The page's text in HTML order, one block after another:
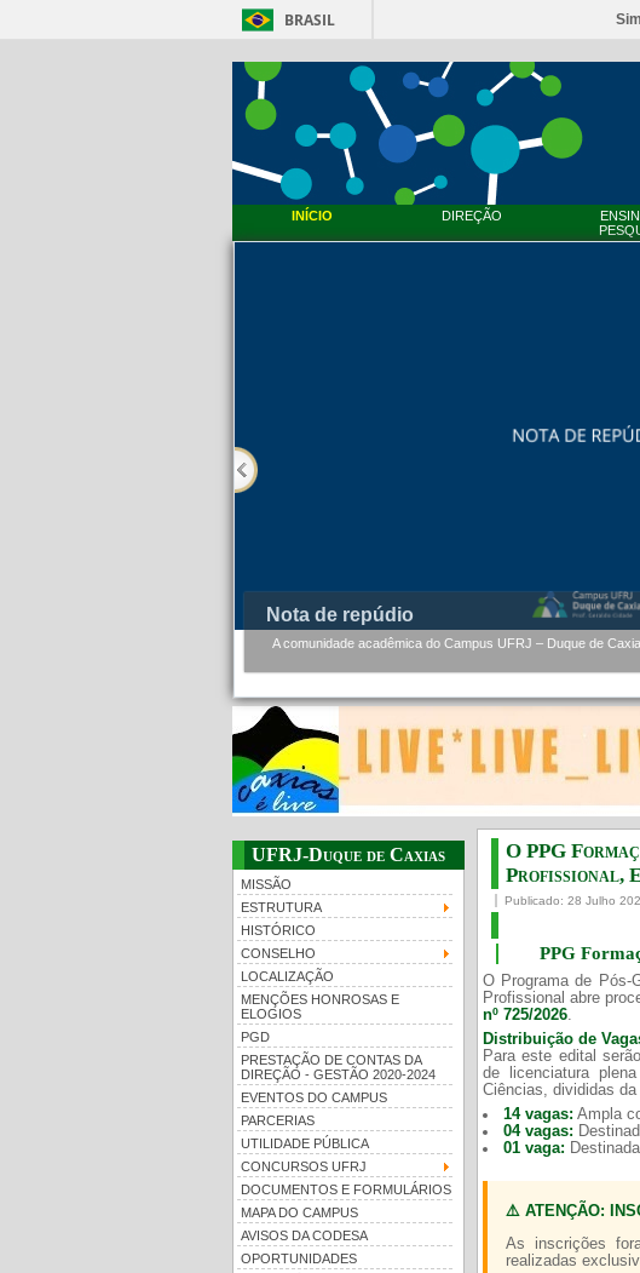
BRASIL
INÍCIO DIREÇÃO
Nota de repúdio
A comunidade acadêmica do Campus UFRJ – Duque de
PMBqBM - Defesa de Tese de Werner
UFRJ-Duque de Caxias
MISSÃO
ESTRUTURA
HISTÓRICO
CONSELHO
LOCALIZAÇÃO
MENÇÕES HONROSAS E
ELOGIOS
PGD
PRESTAÇÃO DE CONTAS DA
DIREÇÃO - GESTÃO 2020-2024
EVENTOS DO CAMPUS
PARCERIAS
UTILIDADE PÚBLICA
CONCURSOS UFRJ
DOCUMENTOS E FORMULÁRIOS
MAPA DO CAMPUS
AVISOS DA CODESA
OPORTUNIDADES
O PPG
Profissional,
Publicado: 28 Julho
PPG
O Programa de Pós-
Profissional abre
nº 725/2026.
Distribuição de
Para este edital
de licenciatura
Ciências, divididas
14 vagas: Ampla
04 vagas:
01 vaga:
⚠️ ATENÇÃO:
As inscrições
realizadas
UFRJ 100 anos